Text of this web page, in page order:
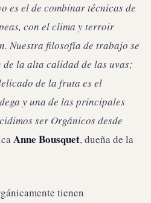
es el de combinar técnicas de
con el clima y terroir
Nuestra filosofía de trabajo se
la alta calidad de las uvas;
de la fruta es el
y una de las principales
ser Orgánicos desde
Anne Bousquet,dueña de la
tienen